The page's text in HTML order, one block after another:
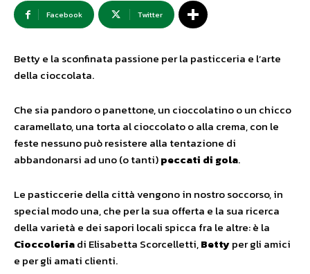
Facebook Twitter
Betty e la sconfinata passione per la pasticceria e l’arte
della cioccolata.
Che sia pandoro o panettone, un cioccolatino o un chicco
caramellato, una torta al cioccolato o alla crema, con le
feste nessuno può resistere alla tentazione di
abbandonarsi ad uno (o tanti)peccati di gola.
Le pasticcerie della città vengono in nostro soccorso, in
special modo una, che per la sua offerta e la sua ricerca
della varietà e dei sapori locali spicca fra le altre: è la
Cioccoleriadi Elisabetta Scorcelletti,Bettyper gli amici
e per gli amati clienti.